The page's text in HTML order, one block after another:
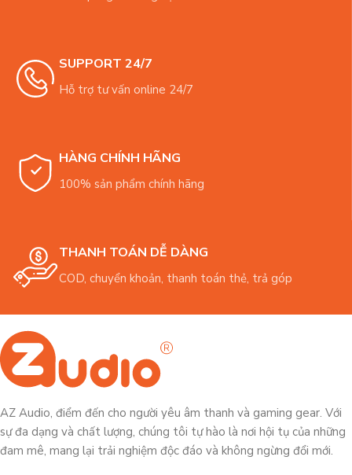
SUPPORT 24/7
Hỗ trợ tư vấn online 24/7
HÀNG CHÍNH HÃNG
100% sản phẩm chính hãng
THANH TOÁN DỄ DÀNG
COD, chuyển khoản, thanh toán thẻ, trả góp
AZ Audio, điểm đến cho người yêu âm thanh và gaming gear. Với
sự đa dạng và chất lượng, chúng tôi tự hào là nơi hội tụ của những
đam mê, mang lại trải nghiệm độc đáo và không ngừng đổi mới.